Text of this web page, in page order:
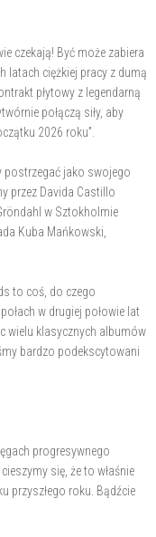
czekają! Być może zabiera
latach ciężkiej pracy z dumą
płytowy z legendarną
połączą siły, aby
2026 roku”.
postrzegać jako swojego
przez Davida Castillo
w Sztokholmie
Kuba Mańkowski,
to coś, do czego
w drugiej połowie lat
wielu klasycznych albumów
bardzo podekscytowani
progresywnego
się, że to właśnie
przyszłego roku. Bądźcie